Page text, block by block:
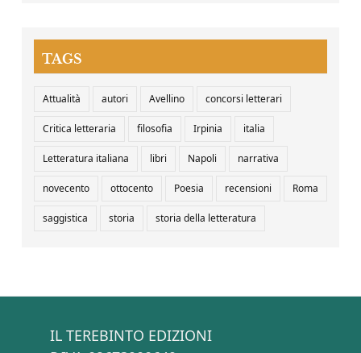
TAGS
Attualità autori Avellino concorsi letterari
Critica letteraria filosofia Irpinia italia
Letteratura italiana libri Napoli narrativa
novecento ottocento Poesia recensioni Roma
saggistica storia storia della letteratura
IL TEREBINTO EDIZIONI